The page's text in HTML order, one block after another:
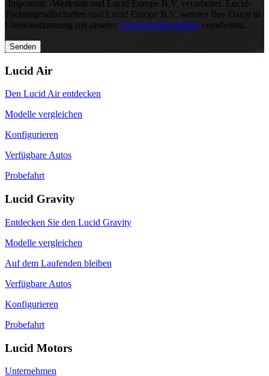
-Importeur, -Werkstatt und Lucid Europe B.V. verarbeitet. Lucid-
Tochtergesellschaften und Lucid Europe B.V. werden Ihre Daten in
Übereinstimmung mit unserer Datenschutzrichtlinie verarbeiten.
Senden
Lucid Air
Den Lucid Air entdecken
Modelle vergleichen
Konfigurieren
Verfügbare Autos
Probefahrt
Lucid Gravity
Entdecken Sie den Lucid Gravity
Modelle vergleichen
Auf dem Laufenden bleiben
Verfügbare Autos
Konfigurieren
Probefahrt
Lucid Motors
Unternehmen